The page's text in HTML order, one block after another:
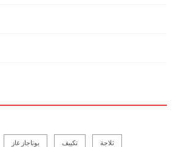
بوتاجاز غاز تكييف ثلاجة